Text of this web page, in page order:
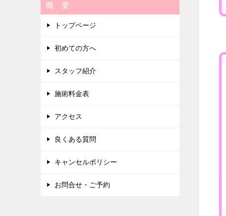
概 要
トップページ
初めての方へ
スタッフ紹介
施術料金表
アクセス
良くある質問
キャンセルポリシー
お問合せ・ご予約